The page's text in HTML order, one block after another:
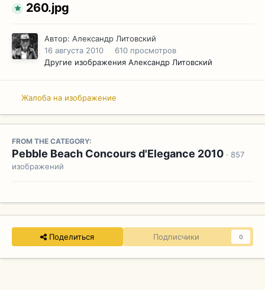
260.jpg
Автор: Александр Литовский
16 августа 2010
610 просмотров
Другие изображения Александр Литовский
Жалоба на изображение
FROM THE CATEGORY:
Pebble Beach Concours d'Elegance 2010 · 857
изображений
Поделиться Подписчики 0